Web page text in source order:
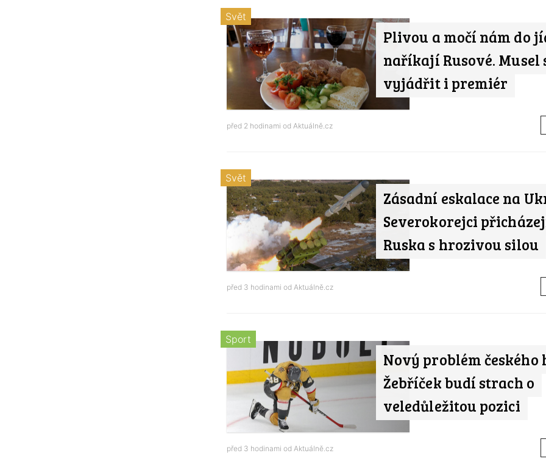
Plivou a močí nám do
naříkají Rusové. Musel
vyjádřit i premiér
Svět
před 2 hodinami od Aktuálně.cz
Zásadní eskalace na
Severokorejci
Ruska s hrozivou silou
Svět
před 3 hodinami od Aktuálně.cz
Nový problém českého
Žebříček budí strach o
veledůležitou pozici
Sport
před 3 hodinami od Aktuálně.cz